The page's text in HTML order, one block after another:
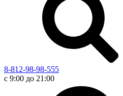
8-812-98-98-555
с 9:00 до 21:00